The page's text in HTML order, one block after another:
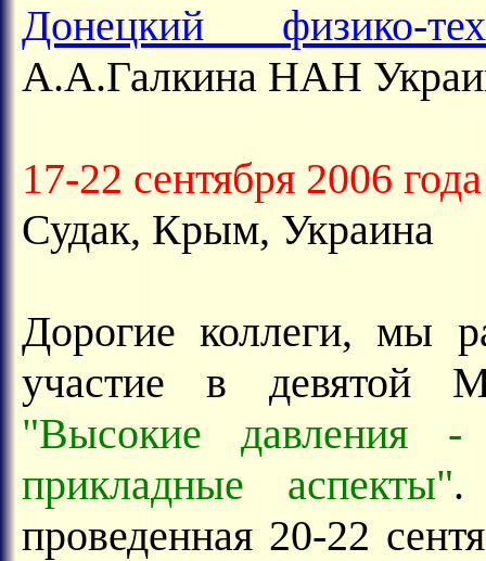
Донецкий физико-
А.А.Галкина НАН
17-22 сентября 2006 года
Судак, Крым, Украина
Дорогие коллеги, мы
участие в девятой
"Высокие давления
прикладные аспекты".
проведенная 20-22